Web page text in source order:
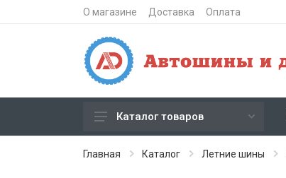
О магазине Доставка Оплата
Зимние шипованные шины
Каталог товаров
Главная Каталог Летние шины